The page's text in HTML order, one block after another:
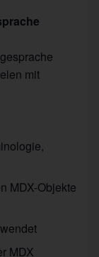
mit
MDX-Objekte
MDX